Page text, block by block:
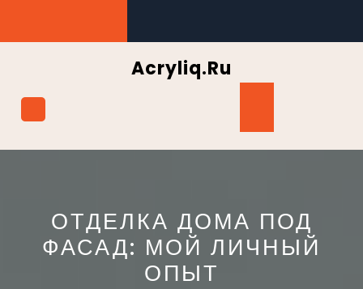
содержимому
Acryliq.ru
ОТДЕЛКА ДОМА ПОД
ФАСАД: МОЙ ЛИЧНЫЙ
ОПЫТ